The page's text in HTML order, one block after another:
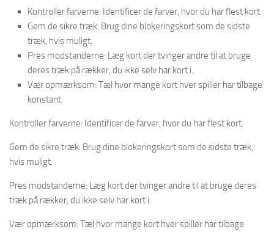
Kontroller farverne: Identificer de farver, hvor du har flest kort.
Gem de sikre træk: Brug dine blokeringskort som de sidste
træk, hvis muligt.
Pres modstanderne: Læg kort der tvinger andre til at bruge
deres træk på rækker, du ikke selv har kort i.
Vær opmærksom: Tæl hvor mange kort hver spiller har tilbage
konstant.
Kontroller farverne: Identificer de farver, hvor du har flest kort.
Gem de sikre træk: Brug dine blokeringskort som de sidste træk,
hvis muligt.
Pres modstanderne: Læg kort der tvinger andre til at bruge deres
træk på rækker, du ikke selv har kort i.
Vær opmærksom: Tæl hvor mange kort hver spiller har tilbage